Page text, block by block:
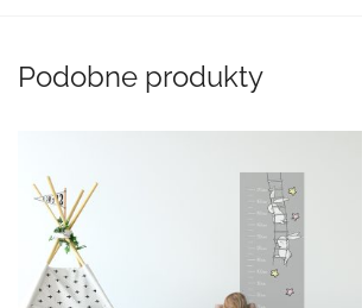
Podobne produkty